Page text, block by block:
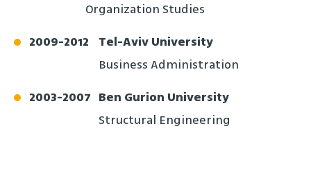
Organization Studies
2009-2012
Tel-Aviv University
Business Administration
2003-2007 Ben Gurion University
Structural Engineering